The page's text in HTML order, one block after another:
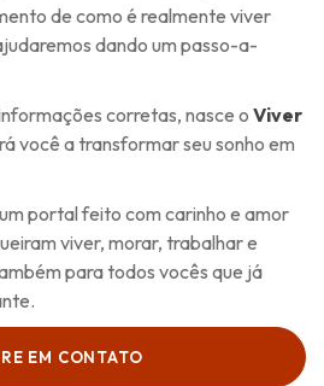
de como é realmente viver
dando um passo-a-
corretas, nasce oViver
você a transformar seu sonho em
portal feito com carinho e amor
viver, morar, trabalhar e
para todos vocês que já
EM CONTATO